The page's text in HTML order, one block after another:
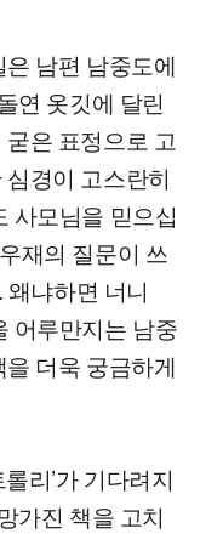
남편 남중도에
연 옷깃에 달린
은 표정으로 고
경이 고스란히
사모님을 믿으십
재의 질문이 쓰
왜냐하면 너니
어루만지는 남중
더욱 궁금하게
리’가 기다려지
가진 책을 고치